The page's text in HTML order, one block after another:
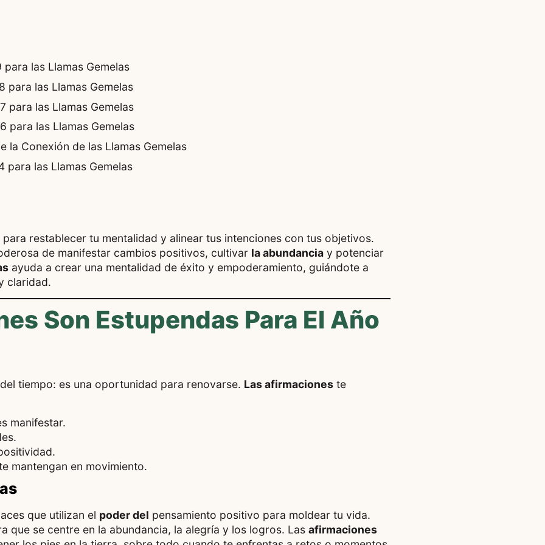
las Llamas Gemelas
las Llamas Gemelas
para las Llamas Gemelas
para las Llamas Gemelas
Conexión de las Llamas Gemelas
las Llamas Gemelas
restablecer tu mentalidad y alinear tus intenciones con tus objetivos.
de manifestar cambios positivos, cultivar la abundancia y potenciar
ayuda a crear una mentalidad de éxito y empoderamiento, guiándote a
claridad.
Son Estupendas Para El Año
tiempo: es una oportunidad para renovarse. Las afirmaciones te
manifestar.
mantengan en movimiento.
que utilizan el poder del pensamiento positivo para moldear tu vida.
que se centre en la abundancia, la alegría y los logros. Las afirmaciones